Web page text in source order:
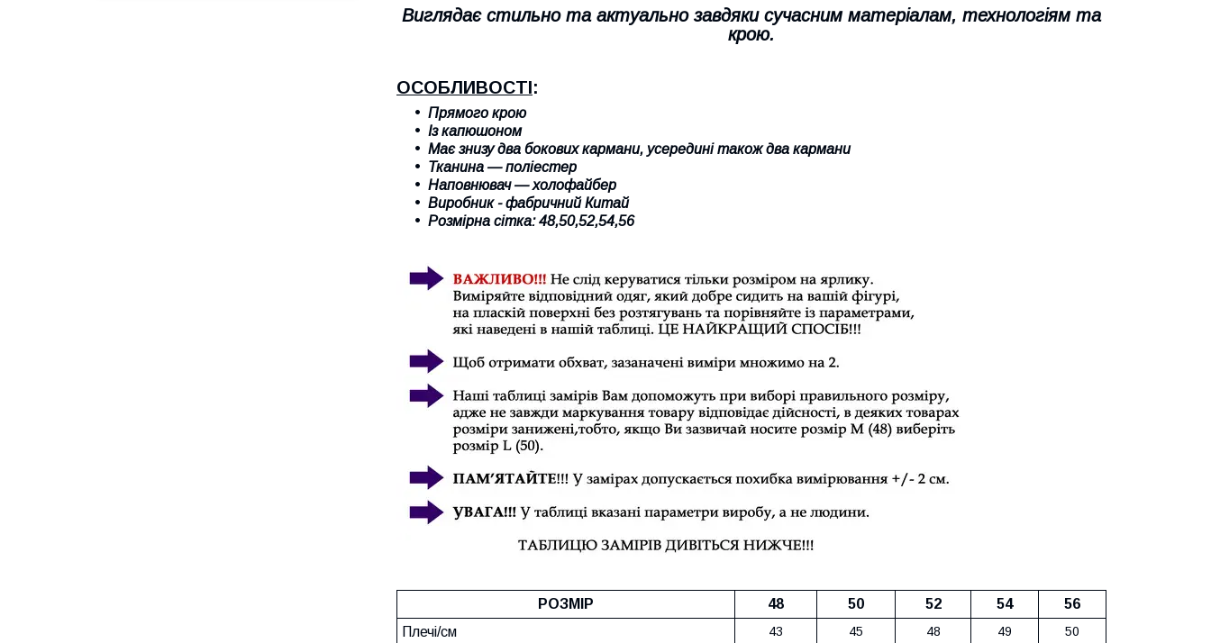
Виглядає стильно та актуально завдяки сучасним матеріалам, технологіям та
крою.
ОСОБЛИВОСТІ:
Прямого крою
Із капюшоном
Має знизу два бокових кармани, усередині також два кармани
Тканина — поліестер
Наповнювач — холофайбер
Виробник - фабричний Китай
Розмірна сітка:48,50,52,54,56
РОЗМІР 48 50 52 54
56
Плечі/см
43 45 48 49 50